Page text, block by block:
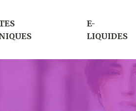
E-
LIQUIDES